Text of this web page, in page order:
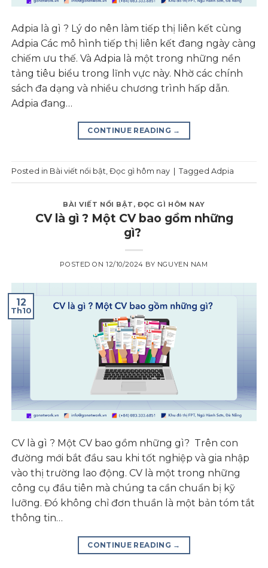
Adpia là gì ? Lý do nên làm tiếp thị liên kết cùng
Adpia Các mô hình tiếp thị liên kết đang ngày càng
chiếm ưu thế. Và Adpia là một trong những nền
tảng tiêu biểu trong lĩnh vực này. Nhờ các chính
sách đa dạng và nhiều chương trình hấp dẫn.
Adpia đang…
CONTINUE READING →
Posted in Bài viết nổi bật,Đọc gì hôm nay TaggedAdpia
BÀI VIẾT NỔI BẬT ,ĐỌC GÌ HÔM NAY
CV là gì ? Một CV bao gồm những
gì?
POSTED ON12/10/2024 BY NGUYEN NAM
12
Th10
CV là gì ? Một CV bao gồm những gì? Trên con
đường mới bắt đầu sau khi tốt nghiệp và gia nhập
vào thị trường lao động. CV là một trong những
công cụ đầu tiên mà chúng ta cần chuẩn bị kỹ
lưỡng. Đó không chỉ đơn thuần là một bản tóm tắt
thông tin…
CONTINUE READING →